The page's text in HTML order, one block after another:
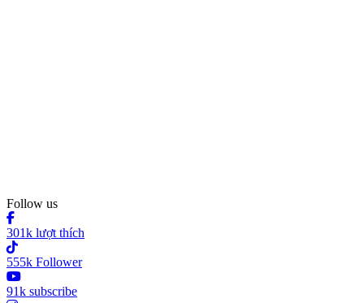
Follow us
301k lượt thích
555k Follower
91k subscribe